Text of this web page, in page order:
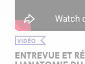
VIDÉO
ENTREVUE ET